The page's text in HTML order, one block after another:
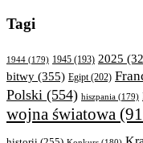
Tagi
1944 (179) 1945 (193) 2025
bitwy (355) Egipt(202)
Polski (554) hiszpania (179)
wojna światowa